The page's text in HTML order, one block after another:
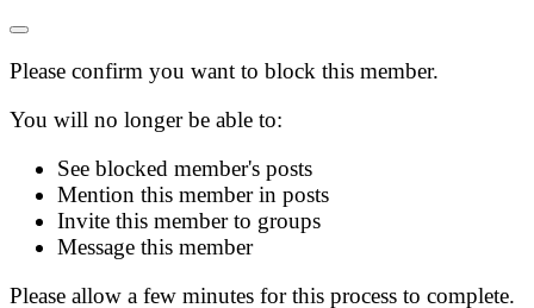
Please confirm you want to block this member.
You will no longer be able to:
See blocked member's posts
Mention this member in posts
Invite this member to groups
Message this member
Please allow a few minutes for this process to complete.